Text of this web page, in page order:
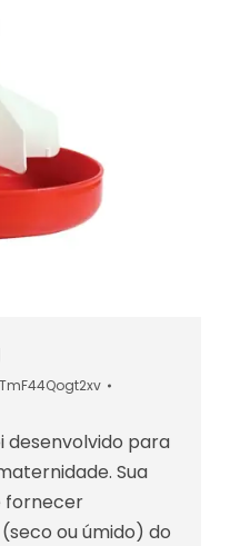
desenvolvido para
Sua
fornecer
ou úmido) do